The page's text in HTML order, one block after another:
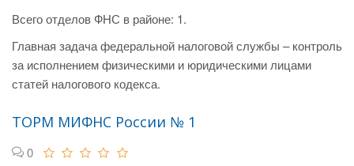
Всего отделов ФНС в районе: 1.
Главная задача федеральной налоговой службы – контроль
за исполнением физическими и юридическими лицами
статей налогового кодекса.
ТОРМ МИФНС России № 1
0